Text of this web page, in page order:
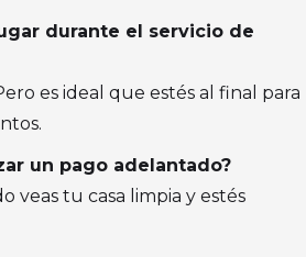
durante el servicio de
es ideal que estés al final para
un pago adelantado?
veas tu casa limpia y estés